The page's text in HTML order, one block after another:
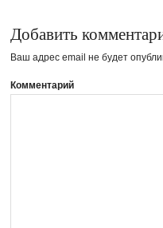
Добавить
Ваш адрес email не будет
Комментарий